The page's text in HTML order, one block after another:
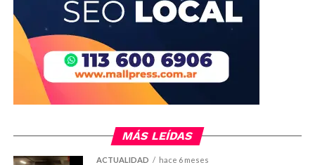
MÁS LEÍDAS
ACTUALIDAD hace 6 meses